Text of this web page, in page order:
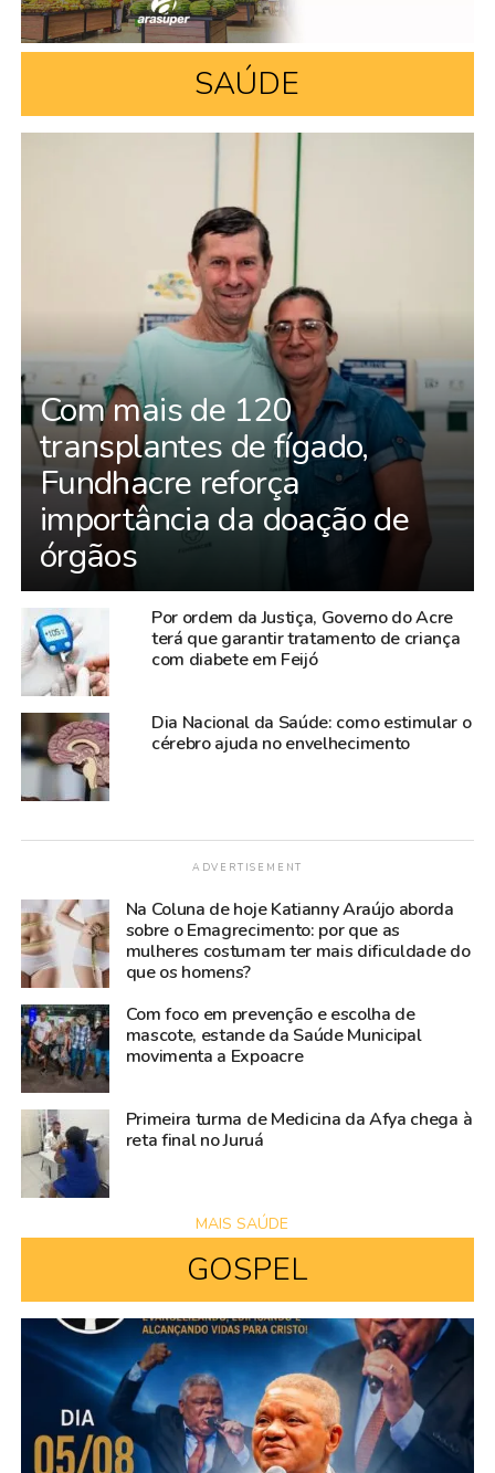
SAÚDE
Com mais de 120
transplantes de fígado,
Fundhacre reforça
importância da doação de
órgãos
Por ordem da Justiça, Governo do Acre
terá que garantir tratamento de criança
com diabete em Feijó
Dia Nacional da Saúde: como estimular o
cérebro ajuda no envelhecimento
ADVERTISEMENT
Na Coluna de hoje Katianny Araújo aborda
sobre o Emagrecimento: por que as
mulheres costumam ter mais dificuldade do
que os homens?
Com foco em prevenção e escolha de
mascote, estande da Saúde Municipal
movimenta a Expoacre
Primeira turma de Medicina da Afya chega à
reta final no Juruá
MAIS SAÚDE
GOSPEL